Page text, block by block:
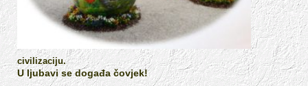
civilizaciju.
U ljubavi se događa čovjek!